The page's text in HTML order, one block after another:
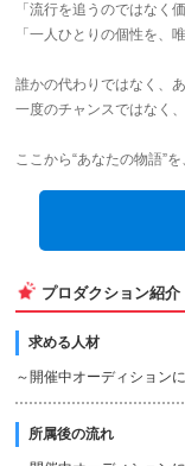
「流行を追うのではなく
「一人ひとりの個性を、
誰かの代わりではなく、
一度のチャンスではなく
ここから“あなたの物語”
プロダクション紹介
求める人材
～開催中オーディション
所属後の流れ